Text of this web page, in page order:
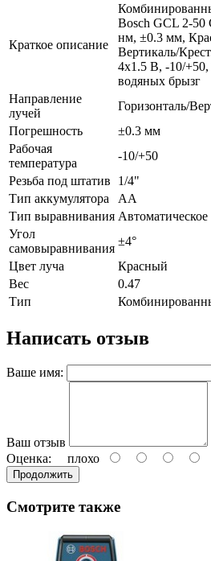
Краткое описание
Bosch GCL 2-50
нм, ±0.3 мм,
Вертикаль/
4х1.5 B, -10/
водяных брызг
Направление
лучей
Горизонталь/
Погрешность
±0.3 мм
Рабочая
температура
-10/+50
Резьба под штатив
1/4"
Тип аккумулятора
АА
Тип выравнивания Автоматическое
Угол
самовыравнивания
±4°
Цвет луча
Красный
Вес
0.47
Тип
Написать отзыв
Ваше имя:
Ваш отзыв
Оценка: плохо
Продолжить
Смотрите также